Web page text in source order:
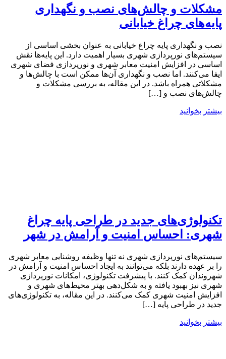
مشکلات و چالش‌های نصب و نگهداری
پایه‌های چراغ خیابانی
نصب و نگهداری پایه‌ چراغ خیابانی به عنوان بخشی اساسی از
سیستم‌های نورپردازی شهری بسیار اهمیت دارد. این پایه‌ها نقش
اساسی در افزایش امنیت معابر شهری و نورپردازی فضای شهری
ایفا می‌کنند. اما نصب و نگهداری آن‌ها ممکن است با چالش‌ها و
مشکلاتی همراه باشد. در این مقاله، به بررسی مشکلات و
چالش‌های نصب و […]
بیشتر بخوانید
تکنولوژی‌های جدید در طراحی پایه چراغ
شهری: احساس امنیت و آرامش در شهر
سیستم‌های نورپردازی شهری نه تنها وظیفه روشنایی معابر شهری
را بر عهده دارند بلکه می‌توانند به ایجاد احساس امنیت و آرامش در
شهروندان کمک کنند. با پیشرفت تکنولوژی، امکانات نورپردازی
شهری نیز بهبود یافته و به شکل‌دهی بهتر محیط‌های شهری و
افزایش امنیت شهری کمک می‌کنند. در این مقاله، به تکنولوژی‌های
جدید در طراحی پایه […]
بیشتر بخوانید